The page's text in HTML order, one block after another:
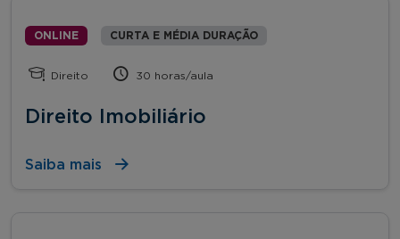
ONLINE CURTA E MÉDIA DURAÇÃO
Direito 30 horas/aula
Direito Imobiliário
Saiba mais